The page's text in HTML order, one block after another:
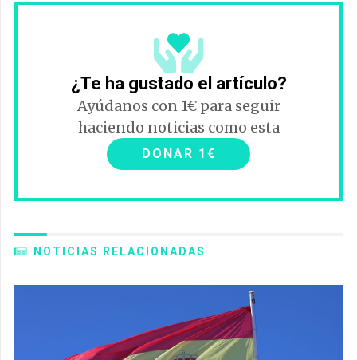
¿Te ha gustado el artículo?
Ayúdanos con 1€ para seguir
haciendo noticias como esta
DONAR 1€
NOTICIAS RELACIONADAS